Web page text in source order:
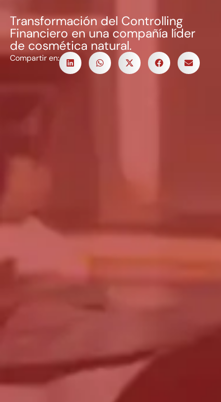
Transformación del Controlling
Financiero en una compañía líder
de cosmética natural.
Compartir en: